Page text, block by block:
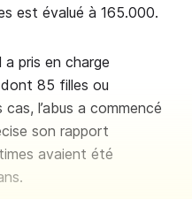
est évalué à 165.000.
a pris en charge
dont 85 filles ou
l’abus a commencé
son rapport
avaient été